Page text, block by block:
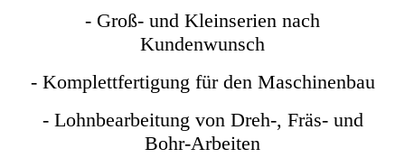
- Groß- und Kleinserien nach
Kundenwunsch
- Komplettfertigung für den Maschinenbau
- Lohnbearbeitung von Dreh-, Fräs- und
Bohr-Arbeiten